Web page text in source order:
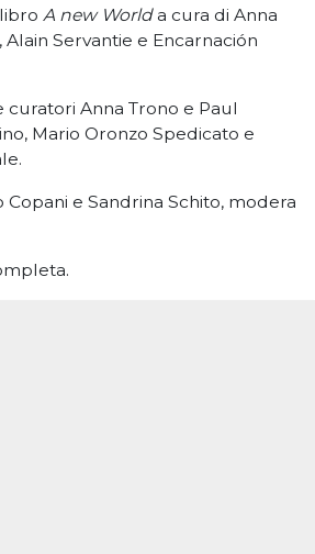
A new Worlda cura di Anna
Servantie e Encarnación
Anna Trono e Paul
Mario Oronzo Spedicato e
e Sandrina Schito, modera